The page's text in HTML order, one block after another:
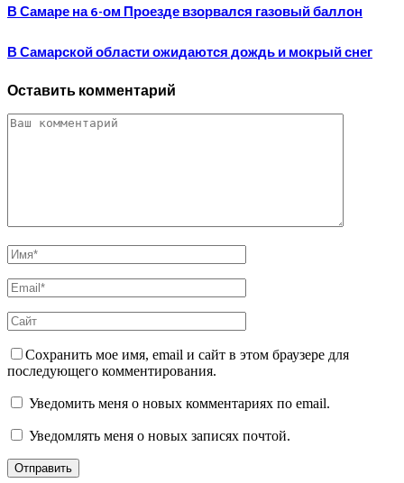
В Самаре на 6-ом Проезде взорвался газовый баллон
В Самарской области ожидаются дождь и мокрый снег
Оставить комментарий
Сохранить мое имя, email и сайт в этом браузере для
последующего комментирования.
Уведомить меня о новых комментариях по email.
Уведомлять меня о новых записях почтой.